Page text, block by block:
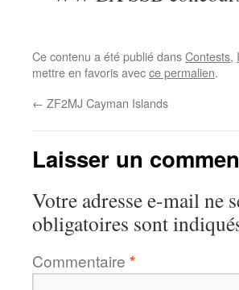
Ce contenu a été publié dansContests,
mettre en favoris avecce permalien.
← ZF2MJ Cayman Islands
Laisser un
Votre adresse e-mail ne
obligatoires sont
Commentaire *